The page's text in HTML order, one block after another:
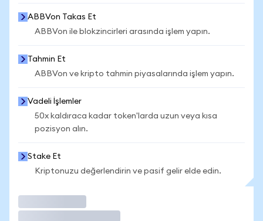
ABBVon Takas Et
ABBVon ile blokzincirleri arasında işlem yapın.
Tahmin Et
ABBVon ve kripto tahmin piyasalarında işlem yapın.
Vadeli İşlemler
50x kaldıraca kadar token'larda uzun veya kısa
pozisyon alın.
Stake Et
Kriptonuzu değerlendirin ve pasif gelir elde edin.